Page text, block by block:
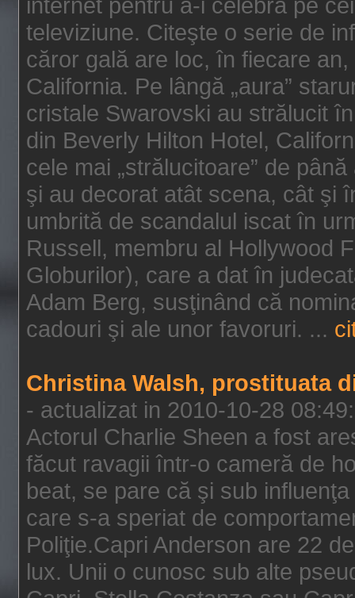
televiziune. Citeşte o serie de
căror gală are loc, în fiecare
California. Pe lângă „aura”
cristale Swarovski au strălucit
din Beverly Hilton Hotel,
cele mai „strălucitoare” de
şi au decorat atât scena, cât şi
umbrită de scandalul iscat în
Russell, membru al Hollywood
Globurilor), care a dat în
Adam Berg, susţinând că
cadouri şi ale unor favoruri. ...
Christina Walsh, prostituata
- actualizat in 2010-10-28
Actorul Charlie Sheen a fost
făcut ravagii într-o cameră de
beat, se pare că şi sub
care s-a speriat de
Poliţie.Capri Anderson are 22
lux. Unii o cunosc sub alte